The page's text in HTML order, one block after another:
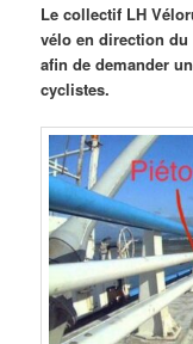
Le collectif LH
vélo en direction du
afin de demander
cyclistes.